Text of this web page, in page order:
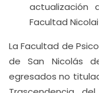
actualización
Facultad
La Facultad de
de San Nicolás
egresados no